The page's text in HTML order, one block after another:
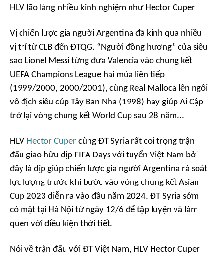
HLV lão làng nhiều kinh nghiệm như Hector Cuper
Vị chiến lược gia người Argentina đã kinh qua nhiều
vị trí từ CLB đến ĐTQG. “Người đồng hương” của siêu
sao Lionel Messi từng đưa Valencia vào chung kết
UEFA Champions League hai mùa liên tiếp
(1999/2000, 2000/2001), cùng Real Malloca lên ngôi
vô địch siêu cúp Tây Ban Nha (1998) hay giúp Ai Cập
trở lại vòng chung kết World Cup sau 28 năm...
HLV Hector Cuper cùng ĐT Syria rất coi trọng trận
đấu giao hữu dịp FIFA Days với tuyển Việt Nam bởi
đây là dịp giúp chiến lược gia người Argentina rà soát
lực lượng trước khi bước vào vòng chung kết Asian
Cup 2023 diễn ra vào đầu năm 2024. ĐT Syria sớm
có mặt tại Hà Nội từ ngày 12/6 để tập luyện và làm
quen với điều kiện thời tiết.
Nói về trận đấu với ĐT Việt Nam, HLV Hector Cuper